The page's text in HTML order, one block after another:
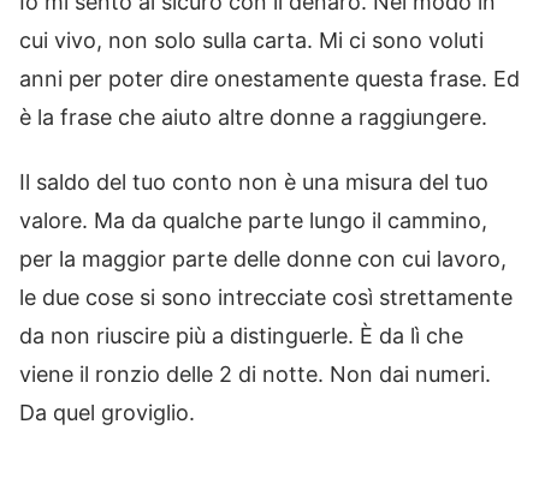
cui vivo, non solo sulla carta. Mi ci sono voluti
anni per poter dire onestamente questa frase. Ed
è la frase che aiuto altre donne a raggiungere.
Il saldo del tuo conto non è una misura del tuo
valore. Ma da qualche parte lungo il cammino,
per la maggior parte delle donne con cui lavoro,
le due cose si sono intrecciate così strettamente
da non riuscire più a distinguerle. È da lì che
viene il ronzio delle 2 di notte. Non dai numeri.
Da quel groviglio.